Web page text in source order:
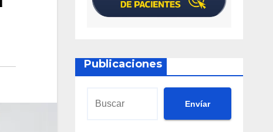
Publicaciones
Envíar